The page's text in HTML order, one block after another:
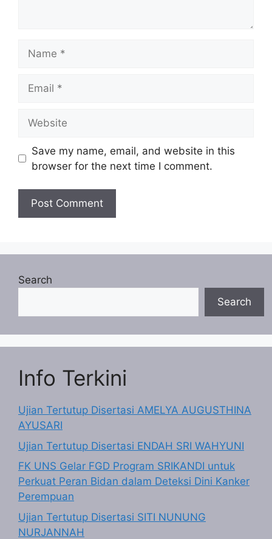
Save my name, email, and website in this
browser for the next time I comment.
Search
Search
Info Terkini
Ujian Tertutup Disertasi AMELYA AUGUSTHINA
AYUSARI
Ujian Tertutup Disertasi ENDAH SRI WAHYUNI
FK UNS Gelar FGD Program SRIKANDI untuk
Perkuat Peran Bidan dalam Deteksi Dini Kanker
Perempuan
Ujian Tertutup Disertasi SITI NUNUNG
NURJANNAH